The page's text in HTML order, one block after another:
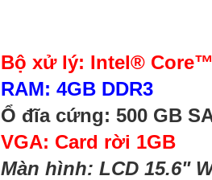
Bộ xử lý: Intel® Core™
RAM: 4GB DDR3
Ổ đĩa cứng: 500 GB
VGA: Card rời 1GB
Màn hình: LCD 15.6"